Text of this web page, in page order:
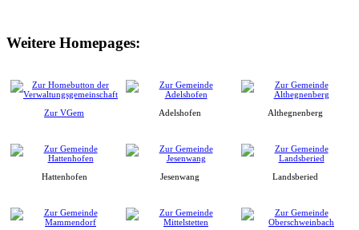
Weitere Homepages:
Zur VGem Adelshofen Althegnenberg
Hattenhofen Jesenwang Landsberied